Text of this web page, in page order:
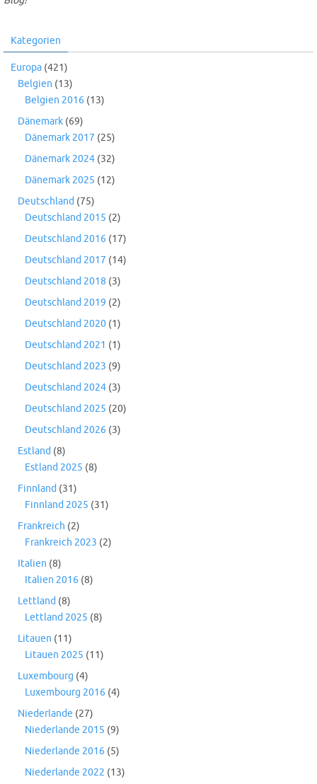
Kategorien
Europa (421)
Belgien (13)
Belgien 2016 (13)
Dänemark (69)
Dänemark 2017 (25)
Dänemark 2024 (32)
Dänemark 2025 (12)
Deutschland (75)
Deutschland 2015 (2)
Deutschland 2016 (17)
Deutschland 2017 (14)
Deutschland 2018 (3)
Deutschland 2019 (2)
Deutschland 2020 (1)
Deutschland 2021 (1)
Deutschland 2023 (9)
Deutschland 2024 (3)
Deutschland 2025 (20)
Deutschland 2026 (3)
Estland (8)
Estland 2025 (8)
Finnland (31)
Finnland 2025 (31)
Frankreich (2)
Frankreich 2023 (2)
Italien (8)
Italien 2016 (8)
Lettland (8)
Lettland 2025 (8)
Litauen (11)
Litauen 2025 (11)
Luxembourg (4)
Luxembourg 2016 (4)
Niederlande (27)
Niederlande 2015 (9)
Niederlande 2016 (5)
Niederlande 2022 (13)